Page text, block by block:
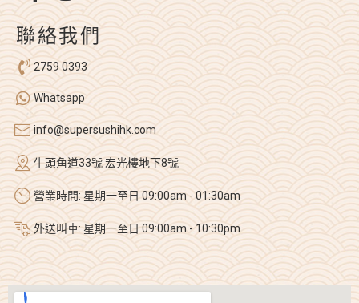
聯絡我們
2759 0393
Whatsapp
info@supersushihk.com
牛頭角道33號 宏光樓地下8號
營業時間: 星期一至日 09:00am - 01:30am
外送叫車: 星期一至日 09:00am - 10:30pm